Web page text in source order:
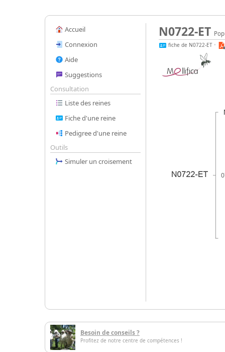
Accueil
Connexion
Aide
Suggestions
Consultation
Liste des reines
Fiche d'une reine
Pedigree d'une reine
Outils
Simuler un croisement
N0722-ET
fiche de N0722-ET •
Besoin de conseils ?
Profitez de notre centre de compétences !